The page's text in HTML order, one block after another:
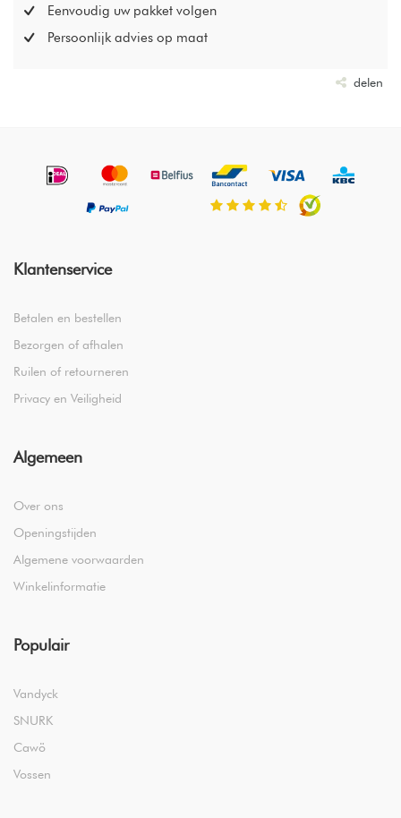
Eenvoudig uw pakket volgen
Persoonlijk advies op maat
delen
Klantenservice
Betalen en bestellen
Bezorgen of afhalen
Ruilen of retourneren
Privacy en Veiligheid
Algemeen
Over ons
Openingstijden
Algemene voorwaarden
Winkelinformatie
Populair
Vandyck
SNURK
Cawö
Vossen